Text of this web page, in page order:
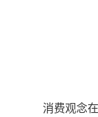
消费观念